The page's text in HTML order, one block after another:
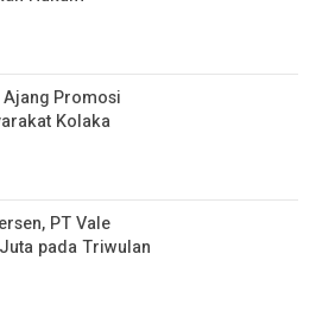
Promosi
Kolaka
PT Vale
pada Triwulan